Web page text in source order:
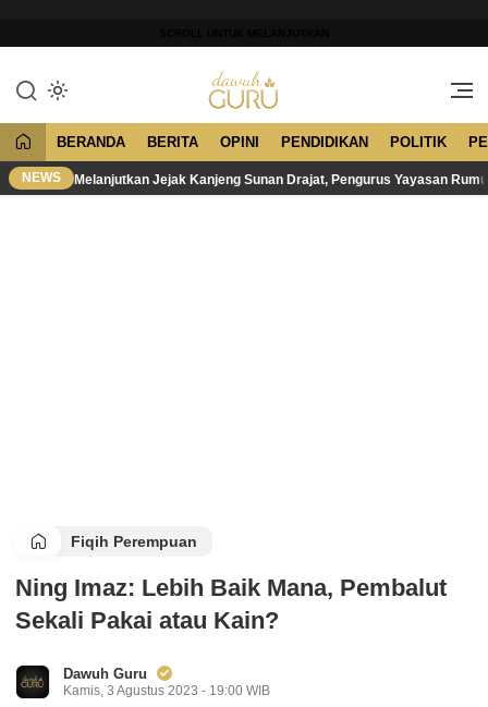
konten
Dawuh Guru
Merawat Tradisi, Membangun
BERANDA BERITA OPINI PENDIDIKAN POLITIK
NEWS Melanjutkan Jejak Kanjeng Sunan Drajat, Pengurus Yayasan
Fiqih Perempuan
Ning Imaz: Lebih Baik Mana, Pembalut
Sekali Pakai atau Kain?
Dawuh Guru
Kamis, 3 Agustus 2023 - 19:00 WIB